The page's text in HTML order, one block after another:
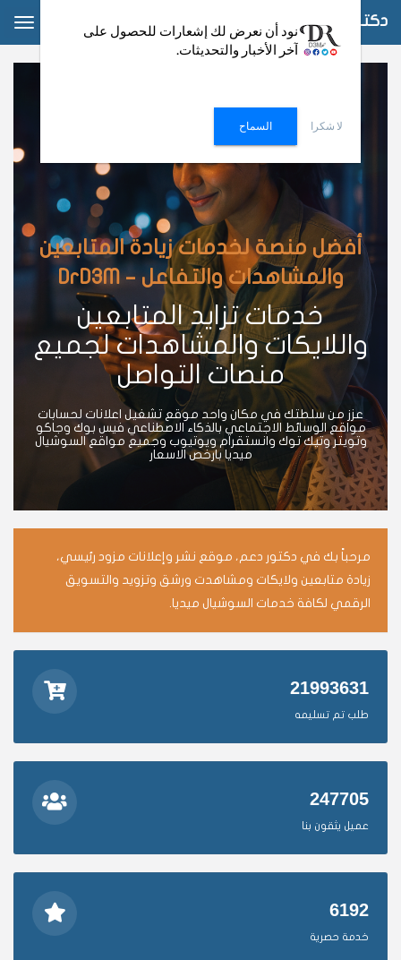
دكتور دعم
أفضل منصة لخدمات زيادة المتابعين
والمشاهدات والتفاعل – DrD3M
خدمات تزايد المتابعين
واللايكات والمشاهدات لجميع
منصات التواصل
عزز من سلطتك في مكان واحد موقع تشغيل اعلانات لحسابات
مواقع الوسائط الاجتماعي بالذكاء الاصطناعي فيس بوك وجاكو
وتويتر وتيك توك وانستقرام ويوتيوب وجميع مواقع السوشيال
ميديا بارخص الاسعار
مرحباً بك في دكتور دعم، موقع نشر وإعلانات مزود رئيسي،
زيادة متابعين ولايكات ومشاهدت ورشق وتزويد والتسويق
الرقمي لكافة خدمات السوشيال ميديا.
21993631
طلب تم تسليمه
247705
عميل يثقون بنا
6192
خدمة حصرية
نود أن نعرض لك إشعارات للحصول على
آخر الأخبار والتحديثات.
لا شكرا السماح